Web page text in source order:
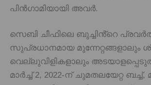
പിൻഗാമിയായി അവർ.
സെബി ചീഫിലെ ബുച്ചിൻ്റെ
സുപ്രധാനമായ മുന്നേറ്റങ്ങളാലും
വെല്ലുവിളികളാലും
മാർച്ച് 2, 2022-ന് ചുമതലയേറ്റ ബച്ച്,